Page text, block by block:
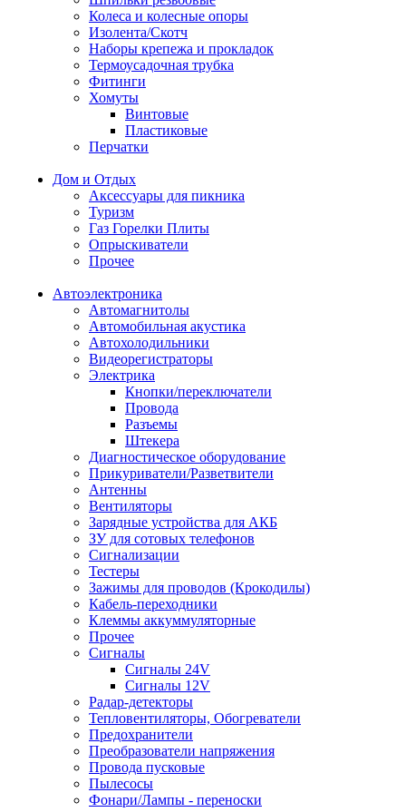
Колеса и колесные опоры
Изолента/Скотч
Наборы крепежа и прокладок
Термоусадочная трубка
Фитинги
Хомуты
Винтовые
Пластиковые
Перчатки
Дом и Отдых
Аксессуары для пикника
Туризм
Газ Горелки Плиты
Опрыскиватели
Прочее
Автоэлектроника
Автомагнитолы
Автомобильная акустика
Автохолодильники
Видеорегистраторы
Электрика
Кнопки/переключатели
Провода
Разъемы
Штекера
Диагностическое оборудование
Прикуриватели/Разветвители
Антенны
Вентиляторы
Зарядные устройства для АКБ
ЗУ для сотовых телефонов
Сигнализации
Тестеры
Зажимы для проводов (Крокодилы)
Кабель-переходники
Клеммы аккуммуляторные
Прочее
Сигналы
Сигналы 24V
Сигналы 12V
Радар-детекторы
Тепловентиляторы, Обогреватели
Предохранители
Преобразователи напряжения
Провода пусковые
Пылесосы
Фонари/Лампы - переноски